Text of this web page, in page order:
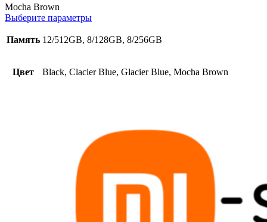
Mocha Brown
Выберите параметры
Память 12/512GB, 8/128GB, 8/256GB
Цвет Black, Clacier Blue, Glacier Blue, Mocha Brown